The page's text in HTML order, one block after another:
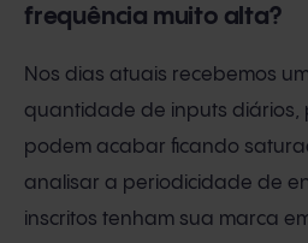
frequência muito alta?
Nos dias atuais recebemos
quantidade de inputs diários,
podem acabar ficando
analisar a periodicidade de
inscritos tenham sua marca